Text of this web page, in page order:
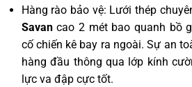
Hàng rào bảo vệ: Lưới thép
Savancao 2 mét bao quanh bồ
cố chiến kê bay ra ngoài. Sự an
hàng đầu thông qua lớp kính
lực va đập cực tốt.